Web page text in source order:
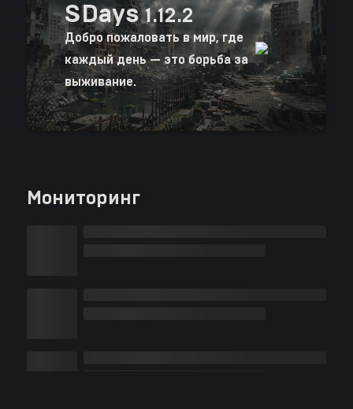
SDays1.12.2
Добро пожаловать в мир, где
каждый день — это борьба за
выживание.
Мониторинг